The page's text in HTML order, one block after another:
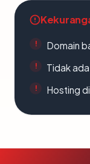
Domain
Tidak
Hosting